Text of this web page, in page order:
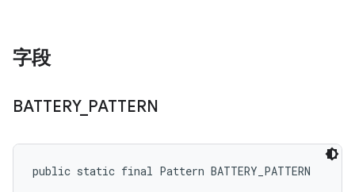
字段
BATTERY_ PATTERN
public static final Pattern BATTERY_PATTERN